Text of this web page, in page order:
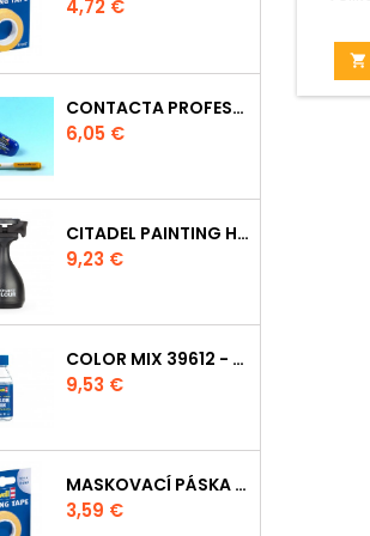
Cena
4,72 €
CONTACTA PROFESSIONAL 39604 - 25G
Cena
6,05 €
CITADEL PAINTING HANDLE
Cena
9,23 €
COLOR MIX 39612 - ŘEDIDLO 100ML
Cena
9,53 €
MASKOVACÍ PÁSKA 39694 - 6MM
Cena
3,59 €
Balení
